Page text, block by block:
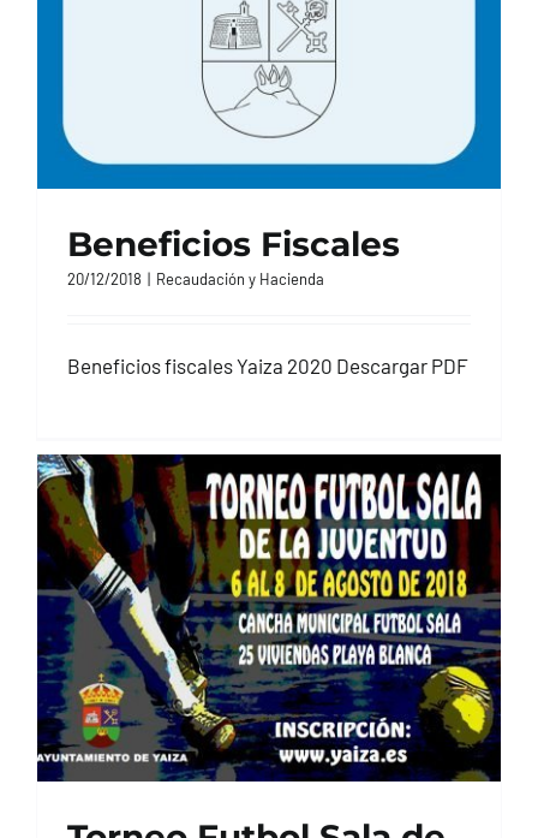
Beneficios Fiscales
20/12/2018 | Recaudación y Hacienda
Beneficios fiscales Yaiza 2020 Descargar PDF